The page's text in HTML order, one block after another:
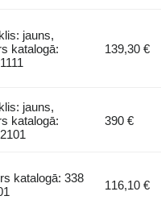
jauns,
katalogā:
139,30 €
jauns,
katalogā:
390 €
katalogā: 338
116,10 €